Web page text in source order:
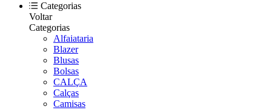
Categorias
Voltar
Categorias
Alfaiataria
Blazer
Blusas
Bolsas
CALÇA
Calças
Camisas